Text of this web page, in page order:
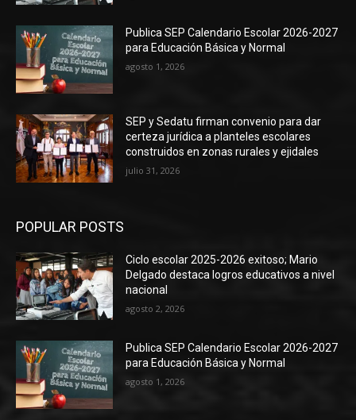
Publica SEP Calendario Escolar 2026-2027
para Educación Básica y Normal
agosto 1, 2026
SEP y Sedatu firman convenio para dar
certeza jurídica a planteles escolares
construidos en zonas rurales y ejidales
julio 31, 2026
POPULAR POSTS
Ciclo escolar 2025-2026 exitoso; Mario
Delgado destaca logros educativos a nivel
nacional
agosto 2, 2026
Publica SEP Calendario Escolar 2026-2027
para Educación Básica y Normal
agosto 1, 2026